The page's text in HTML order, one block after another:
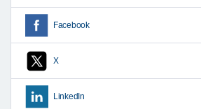
Facebook
X
LinkedIn